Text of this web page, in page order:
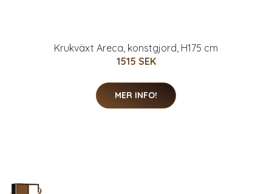
Krukväxt Areca, konstgjord, H175 cm
1515 SEK
MER INFO!